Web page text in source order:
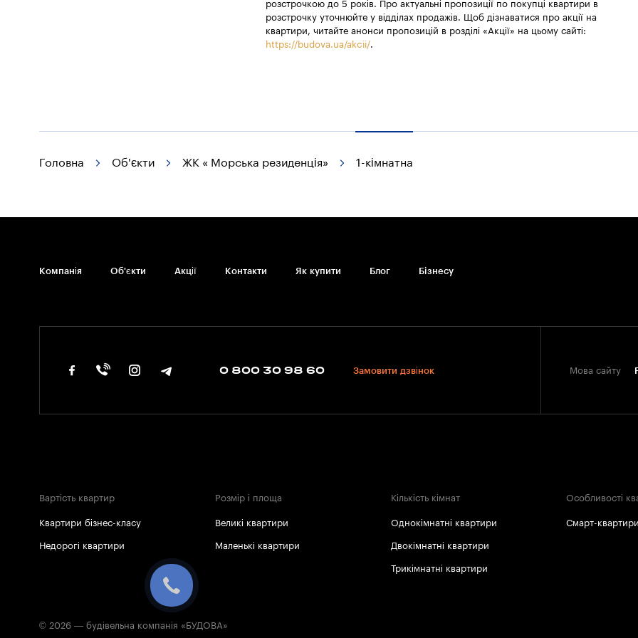
розстрочкою до 5 років. Про актуальні пропозиції по покупці квартири в
розстрочку уточнюйте у відділах продажів. Щоб дізнаватися про акції на
квартири, читайте анонси пропозицій в розділі «Акції» на цьому сайті:
https://budova.ua/akcii/.
Головна Об'єкти ЖК « Морська резиденція» 1-кімнатна
Компанія Об'єкти Акції Контакти Як купити Блог Бiзнесу
0 800 30 98 60 Замовити дзвінок Мова сайту
Вартість квартир
Квартири бізнес-класу
Недорогі квартири
Розмір і площа
Великі квартири
Маленькі квартири
Кількість кімнат
Однокімнатні квартири
Двокімнатні квартири
Трикімнатні квартири
Особливості
Смарт-квартири
© 2026 — будівельна компанія «БУДОВА»